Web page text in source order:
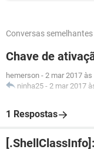
Conversas semelhantes
Chave de
hemerson - 2 mar 2017 às
ninha25 - 2 mar 2017
1 Respostas